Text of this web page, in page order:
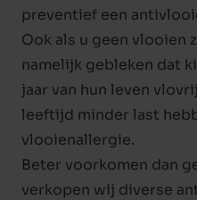
preventief een
Ook als u geen vlooien
namelijk gebleken dat
jaar van hun leven
leeftijd minder last
vlooienallergie.
Beter voorkomen dan
verkopen wij diverse